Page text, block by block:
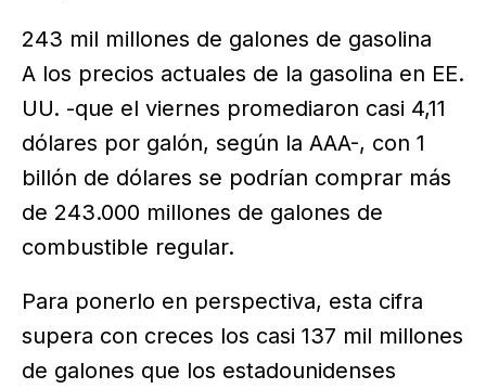
243 mil millones de galones de gasolina
A los precios actuales de la gasolina en EE.
UU. -que el viernes promediaron casi 4,11
dólares por galón, según la AAA-, con 1
billón de dólares se podrían comprar más
de 243.000 millones de galones de
combustible regular.
Para ponerlo en perspectiva, esta cifra
supera con creces los casi 137 mil millones
de galones que los estadounidenses